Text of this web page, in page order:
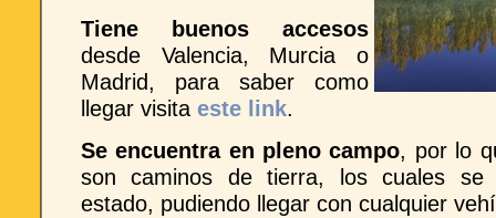
Tiene buenos accesos
desde Valencia, Murcia o
Madrid, para saber como
llegar visita este link.
Se encuentra en pleno campo, por lo
son caminos de tierra, los cuales se
estado, pudiendo llegar con cualquier